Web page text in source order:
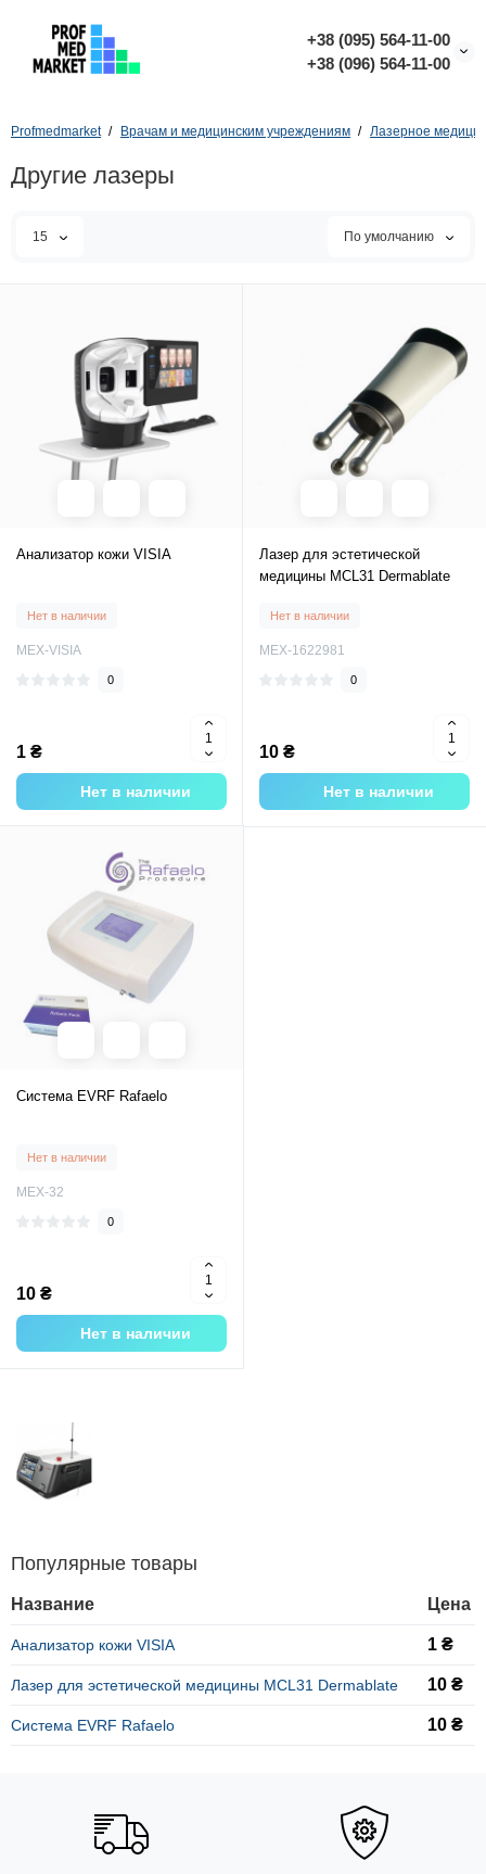
+38 (095) 564-11-00
+38 (096) 564-11-00
Profmedmarket Врачам и медицинским учреждениям Лазерное
Другие лазеры
15 По умолчанию
Анализатор кожи VISIA
Нет в наличии
MEX-VISIA
0
1 ₴
Нет в наличии
Лазер для эстетической
медицины MCL31 Dermablate
Нет в наличии
MEX-1622981
0
10 ₴
Нет в наличии
Система EVRF Rafaelo
Нет в наличии
MEX-32
0
10 ₴
Нет в наличии
Популярные товары
Название Цена
Анализатор кожи VISIA 1 ₴
Лазер для эстетической медицины MCL31 Dermablate 10 ₴
Система EVRF Rafaelo 10 ₴